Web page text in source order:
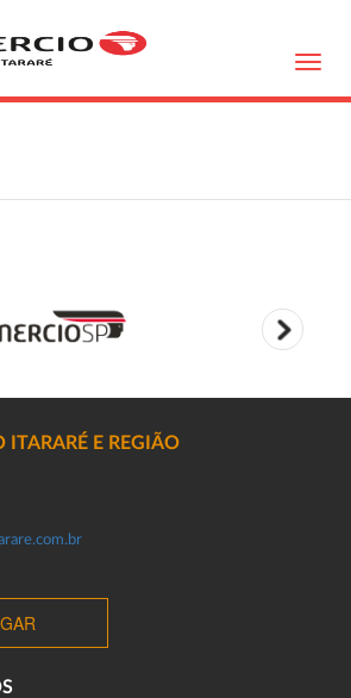
ITARARÉ E REGIÃO